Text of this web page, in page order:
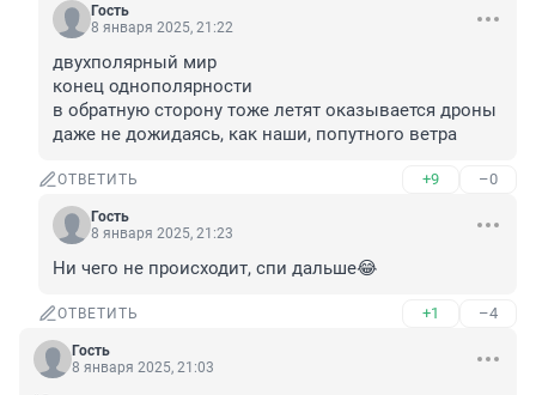
Гость
8 января 2025, 21:22
двухполярный мир
конец однополярности
в обратную сторону тоже летят оказывается дроны
даже не дожидаясь, как наши, попутного ветра
ОТВЕТИТЬ +9 –0
Гость
8 января 2025, 21:23
Ни чего не происходит, спи дальше😂
ОТВЕТИТЬ +1 –4
Гость
8 января 2025, 21:03